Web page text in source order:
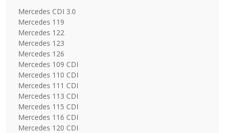
Mercedes CDI 3.0
Mercedes 119
Mercedes 122
Mercedes 123
Mercedes 126
Mercedes 109 CDI
Mercedes 110 CDI
Mercedes 111 CDI
Mercedes 113 CDI
Mercedes 115 CDI
Mercedes 116 CDI
Mercedes 120 CDI